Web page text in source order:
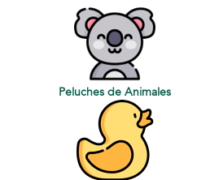
Peluches de Animales